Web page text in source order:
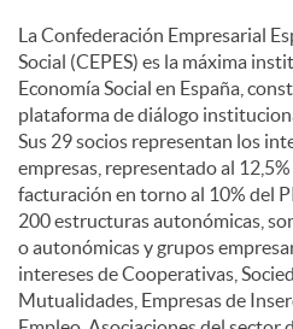
La Confederación Empresarial
Social (CEPES) es la máxima
Economía Social en España,
plataforma de diálogo
Sus 29 socios representan los
empresas, representado al
facturación en torno al 10% del
200 estructuras autonómicas,
o autonómicas y grupos
intereses de Cooperativas,
Mutualidades, Empresas de